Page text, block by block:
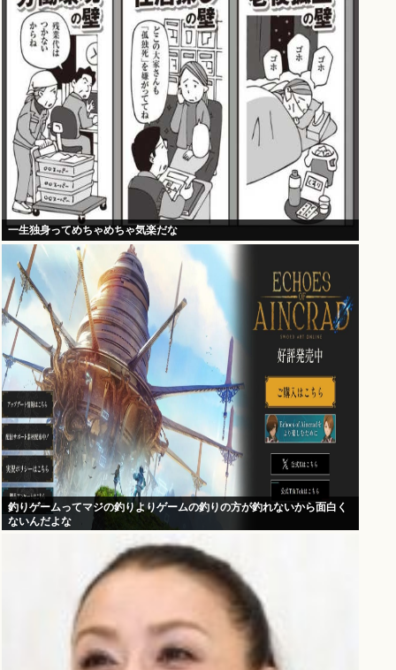
一生独身ってめちゃめちゃ気楽だな
釣りゲームってマジの釣りよりゲームの釣りの方が釣れないから面白く
ないんだよな